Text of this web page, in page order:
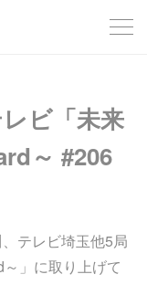
レビ「未来
～ #206
テレビ埼玉他5局
」に取り上げて